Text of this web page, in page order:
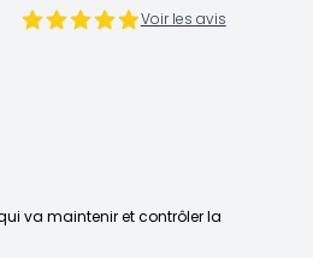
Voir les avis
va maintenir et contrôler la